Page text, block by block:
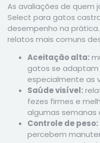
As avaliações de quem
Select para gatos
desempenho na
relatos mais comuns
Aceitação alta:
gatos se adaptam
especialmente as
Saúde visível:
fezes firmes e
algumas semanas
Controle de peso:
percebem